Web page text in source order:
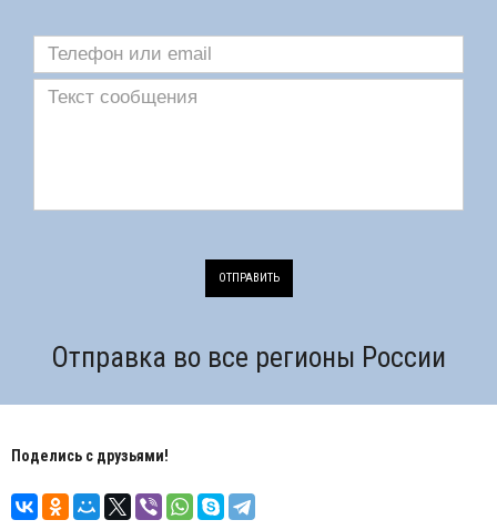
ОТПРАВИТЬ
Отправка во все регионы России
Поделись с друзьями!